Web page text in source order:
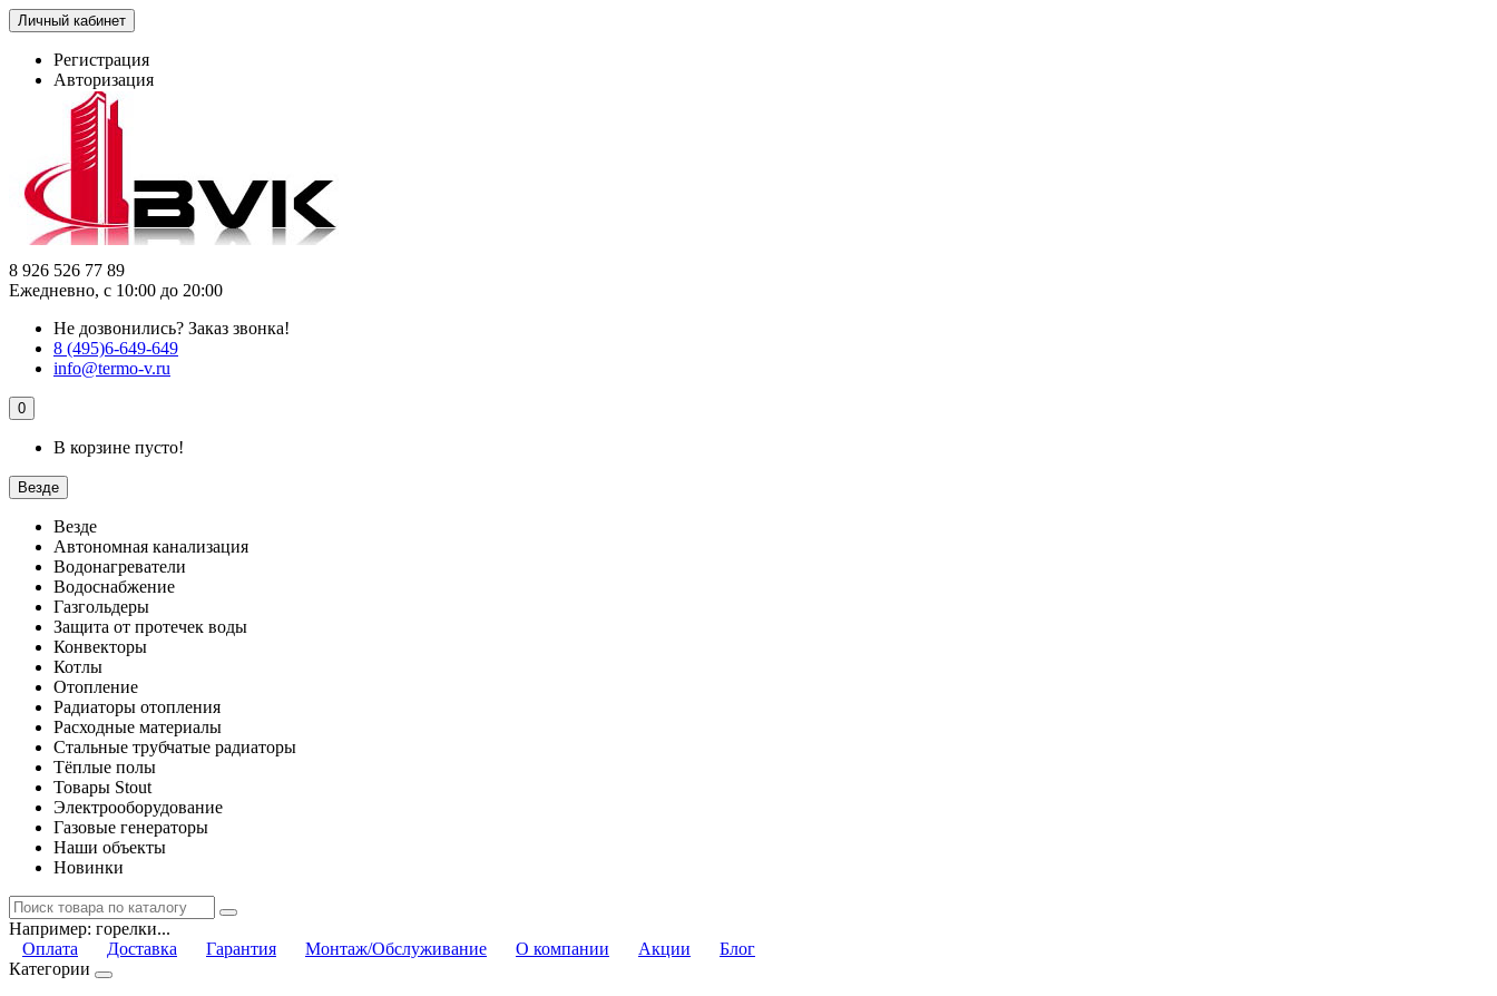
Личный кабинет
Регистрация
Авторизация
8 926 526 77 89
Ежедневно, с 10:00 до 20:00
Не дозвонились? Заказ звонка!
8 (495)6-649-649
info@termo-v.ru
0
В корзине пусто!
Везде
Везде
Автономная канализация
Водонагреватели
Водоснабжение
Газгольдеры
Защита от протечек воды
Конвекторы
Котлы
Отопление
Радиаторы отопления
Расходные материалы
Стальные трубчатые радиаторы
Тёплые полы
Товары Stout
Электрооборудование
Газовые генераторы
Наши объекты
Новинки
Например: горелки...
Оплата
Доставка Гарантия Монтаж/Обслуживание О компании Акции
Блог
Категории